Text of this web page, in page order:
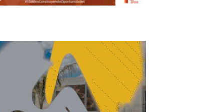
Gobierno Federal
impulsa diversificación
turística rumbo al
Mundial 2026